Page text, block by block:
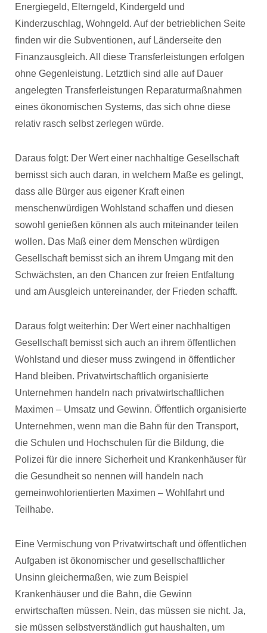
Energiegeld, Elterngeld, Kindergeld und
Kinderzuschlag, Wohngeld. Auf der betrieblichen Seite
finden wir die Subventionen, auf Länderseite den
Finanzausgleich. All diese Transferleistungen erfolgen
ohne Gegenleistung. Letztlich sind alle auf Dauer
angelegten Transferleistungen Reparaturmaßnahmen
eines ökonomischen Systems, das sich ohne diese
relativ rasch selbst zerlegen würde.
Daraus folgt: Der Wert einer nachhaltige Gesellschaft
bemisst sich auch daran, in welchem Maße es gelingt,
dass alle Bürger aus eigener Kraft einen
menschenwürdigen Wohlstand schaffen und diesen
sowohl genießen können als auch miteinander teilen
wollen. Das Maß einer dem Menschen würdigen
Gesellschaft bemisst sich an ihrem Umgang mit den
Schwächsten, an den Chancen zur freien Entfaltung
und am Ausgleich untereinander, der Frieden schafft.
Daraus folgt weiterhin: Der Wert einer nachhaltigen
Gesellschaft bemisst sich auch an ihrem öffentlichen
Wohlstand und dieser muss zwingend in öffentlicher
Hand bleiben. Privatwirtschaftlich organisierte
Unternehmen handeln nach privatwirtschaftlichen
Maximen – Umsatz und Gewinn. Öffentlich organisierte
Unternehmen, wenn man die Bahn für den Transport,
die Schulen und Hochschulen für die Bildung, die
Polizei für die innere Sicherheit und Krankenhäuser für
die Gesundheit so nennen will handeln nach
gemeinwohlorientierten Maximen – Wohlfahrt und
Teilhabe.
Eine Vermischung von Privatwirtschaft und öffentlichen
Aufgaben ist ökonomischer und gesellschaftlicher
Unsinn gleichermaßen, wie zum Beispiel
Krankenhäuser und die Bahn, die Gewinn
erwirtschaften müssen. Nein, das müssen sie nicht. Ja,
sie müssen selbstverständlich gut haushalten, um